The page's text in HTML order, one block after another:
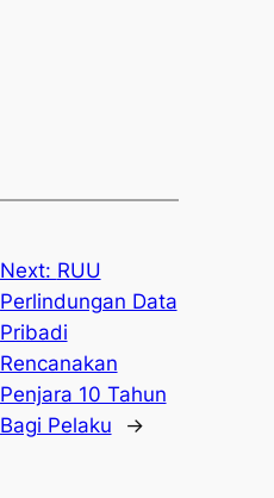
Next: RUU
Perlindungan Data
Pribadi
Rencanakan
Penjara 10 Tahun
Bagi Pelaku
→